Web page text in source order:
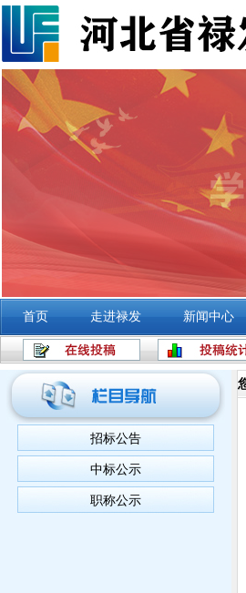
首页 走进禄发 新闻中心
招标公告
中标公示
职称公示